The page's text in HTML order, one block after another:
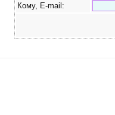
Кому, E-mail: